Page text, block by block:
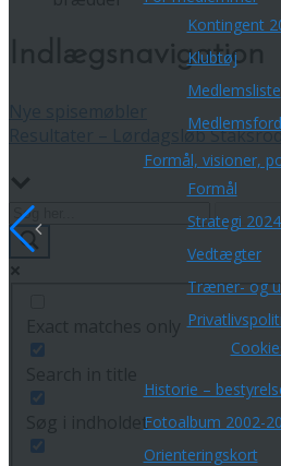
Kontingent
Klubtøj
Medlemsliste
Formål, visioner,
Formål
Strategi
Vedtægter
Træner- og
Historie –
Fotoalbum 2002-
Orienteringskort
Indlægsnavigation
Resultater – Lørdagsløb
Søg i indholdet